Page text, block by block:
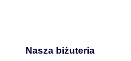
Nasza biżuteria